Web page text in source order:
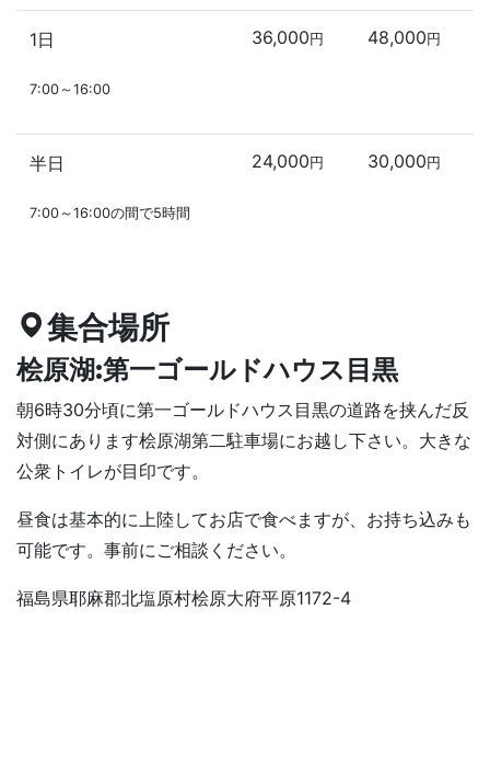
1日
7:00～16:00
36,000円 48,000円
半日
7:00～16:00の間で5時間
24,000円 30,000円
集合場所
桧原湖:第一ゴールドハウス目黒
朝6時30分頃に第一ゴールドハウス目黒の道路を挟んだ反
対側にあります桧原湖第二駐車場にお越し下さい。大きな
公衆トイレが目印です。
昼食は基本的に上陸してお店で食べますが、お持ち込みも
可能です。事前にご相談ください。
福島県耶麻郡北塩原村桧原大府平原1172-4